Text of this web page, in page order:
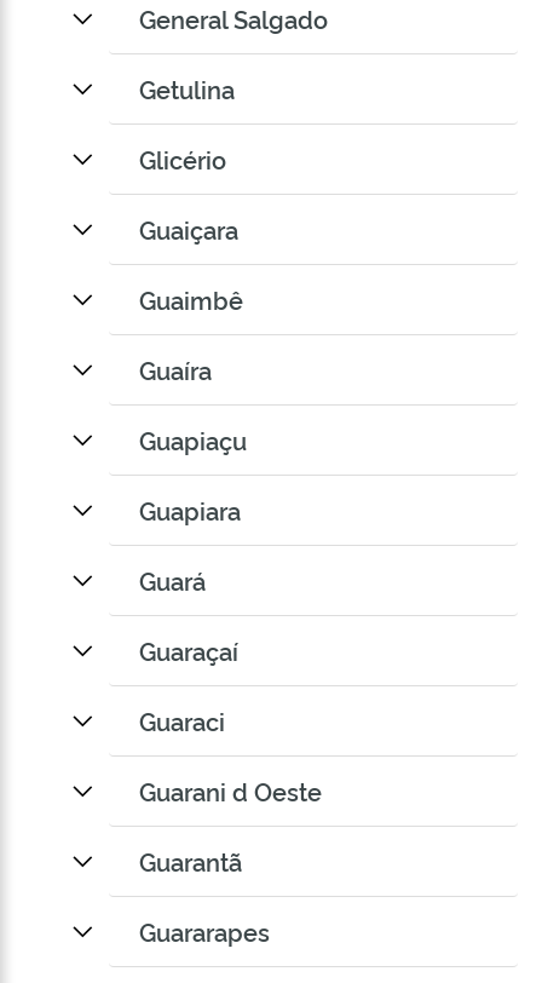
General Salgado
Getulina
Glicério
Guaiçara
Guaimbê
Guaíra
Guapiaçu
Guapiara
Guará
Guaraçaí
Guaraci
Guarani d Oeste
Guarantã
Guararapes